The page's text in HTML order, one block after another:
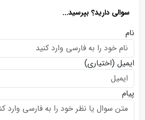
سوالی دارید؟ بپرسید...
نام
ایمیل (اختیاری)
پیام